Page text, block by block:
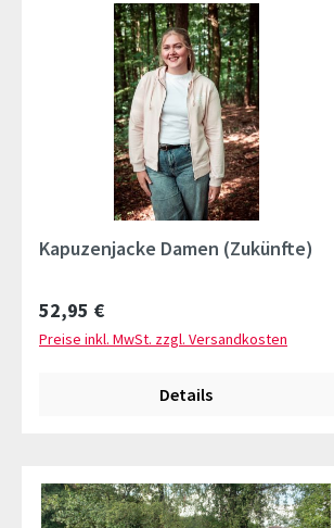
Kapuzenjacke Damen (Zukünfte)
Regulärer Preis:
52,95 €
Preise inkl. MwSt. zzgl. Versandkosten
Details